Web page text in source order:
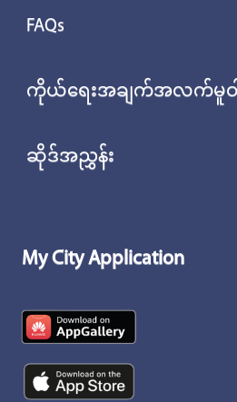
FAQs
ကိုယ်ရေးအချက်အလက်မူဝ
ဆိုဒ်အညွှန်း
My City Application